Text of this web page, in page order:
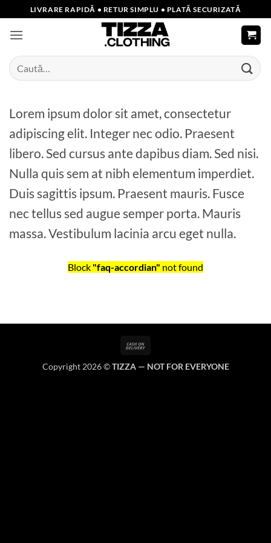
to
content
LIVRARE RAPIDĂ • RETUR SIMPLU • PLATĂ SECURIZATĂ
Caută
după:
Lorem ipsum dolor sit amet, consectetur
adipiscing elit. Integer nec odio. Praesent
libero. Sed cursus ante dapibus diam. Sed nisi.
Nulla quis sem at nibh elementum imperdiet.
Duis sagittis ipsum. Praesent mauris. Fusce
nec tellus sed augue semper porta. Mauris
massa. Vestibulum lacinia arcu eget nulla.
Block "faq-accordian" not found
Delivery
Copyright 2026 ©TIZZA — NOT FOR EVERYONE